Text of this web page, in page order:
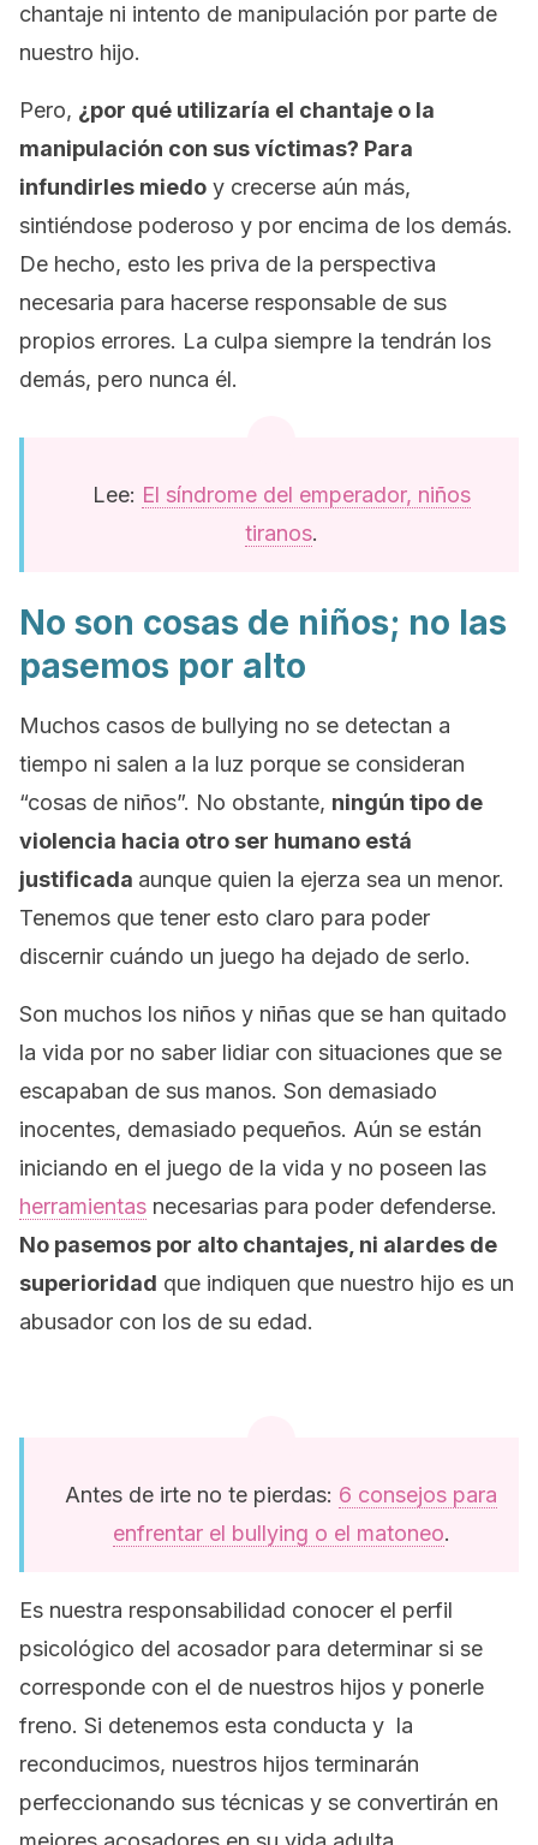
chantaje ni intento de manipulación por parte de
nuestro hijo.
Pero, ¿por qué utilizaría el chantaje o la
manipulación con sus víctimas? Para
infundirles miedo y crecerse aún más,
sintiéndose poderoso y por encima de los demás.
De hecho, esto les priva de la perspectiva
necesaria para hacerse responsable de sus
propios errores. La culpa siempre la tendrán los
demás, pero nunca él.
Lee: El síndrome del emperador, niños
tiranos.
No son cosas de niños; no las
pasemos por alto
Muchos casos de bullying no se detectan a
tiempo ni salen a la luz porque se consideran
“cosas de niños”. No obstante, ningún tipo de
violencia hacia otro ser humano está
justificada aunque quien la ejerza sea un menor.
Tenemos que tener esto claro para poder
discernir cuándo un juego ha dejado de serlo.
Son muchos los niños y niñas que se han quitado
la vida por no saber lidiar con situaciones que se
escapaban de sus manos. Son demasiado
inocentes, demasiado pequeños. Aún se están
iniciando en el juego de la vida y no poseen las
herramientas necesarias para poder defenderse.
No pasemos por alto chantajes, ni alardes de
superioridad que indiquen que nuestro hijo es un
abusador con los de su edad.
Antes de irte no te pierdas: 6 consejos para
enfrentar el bullying o el matoneo.
Es nuestra responsabilidad conocer el perfil
psicológico del acosador para determinar si se
corresponde con el de nuestros hijos y ponerle
freno. Si detenemos esta conducta y la
reconducimos, nuestros hijos terminarán
perfeccionando sus técnicas y se convertirán en